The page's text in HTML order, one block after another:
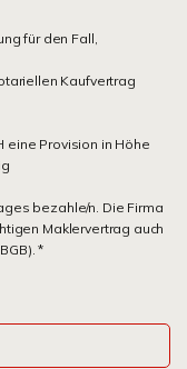
für den Fall,
Kaufvertrag
eine Provision in Höhe
bezahle/n. Die Firma
Maklervertrag auch
*